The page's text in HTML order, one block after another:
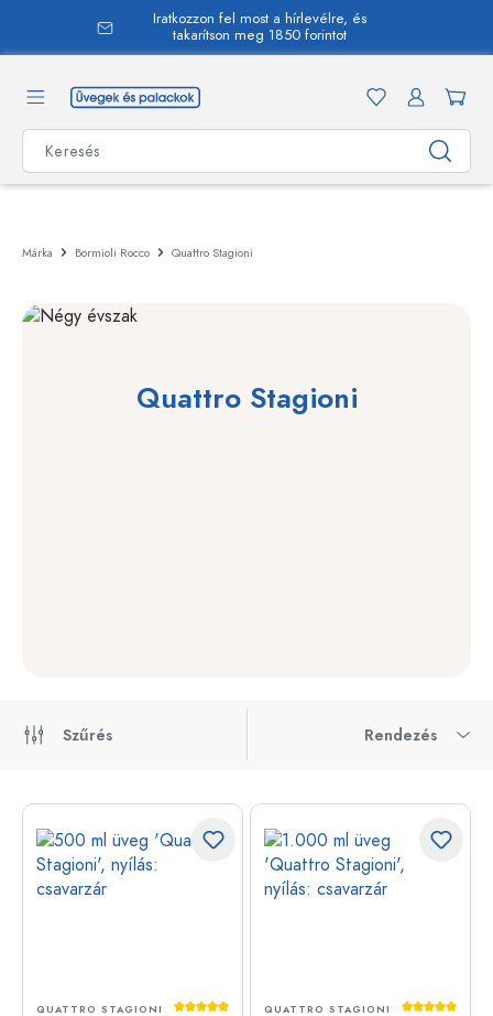
Iratkozzon fel most a hírlevélre, és
takarítson meg 1850 forintot
Márka Bormioli Rocco Quattro Stagioni
Quattro Stagioni
Szűrés Rendezés
QUATTRO STAGIONI QUATTRO STAGIONI